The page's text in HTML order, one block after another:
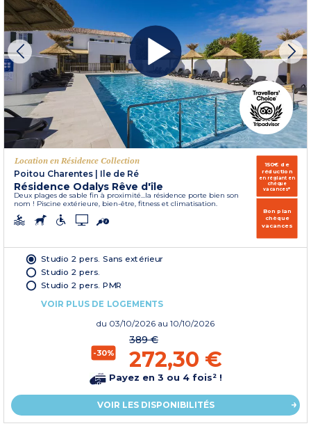
Location en Résidence Collection
Poitou Charentes
Ile de Ré
Résidence Odalys Rêve d'île
Deux plages de sable fin à proximité...la résidence porte bien son
nom ! Piscine extérieure, bien-être, fitness et climatisation.
150€ de
réduction
en réglant en
chèque
vacances*
Bon plan
chèque
vacances
Studio 2 pers. Sans extérieur
Studio 2 pers.
Studio 2 pers. PMR
VOIR PLUS DE LOGEMENTS
du 03/10/2026 au 10/10/2026
-30%
389 €
272,30 €
Payez en 3 ou 4 fois² !
VOIR LES DISPONIBILITÉS